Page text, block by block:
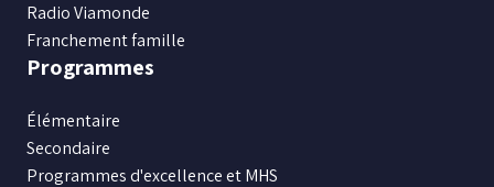
Radio Viamonde
Franchement famille
Programmes
Élémentaire
Secondaire
Programmes d'excellence et MHS